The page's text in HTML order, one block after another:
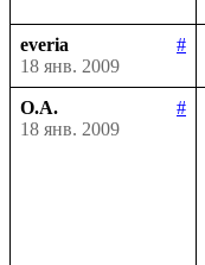
everia
#
18 янв. 2009
О.А.
#
18 янв. 2009